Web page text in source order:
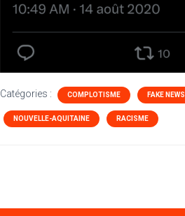
Catégories : COMPLOTISME FAKE NEWS
NOUVELLE-AQUITAINE RACISME